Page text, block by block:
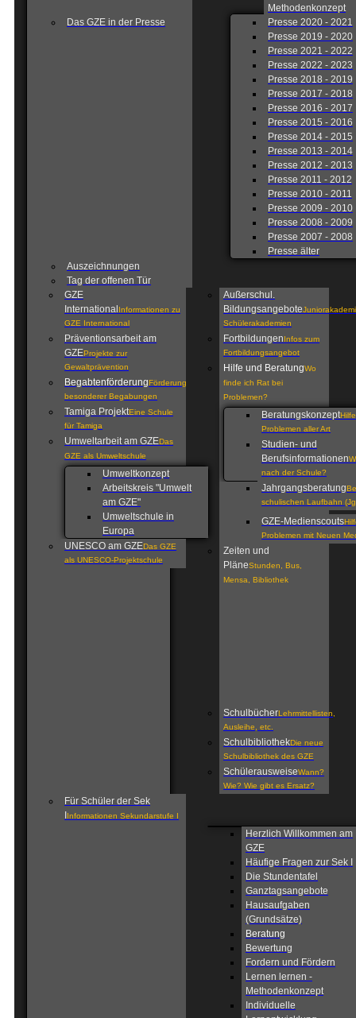
Methodenkonzept
Das GZE in der Presse
Presse 2020 - 2021
Presse 2019 - 2020
Presse 2021 - 2022
Presse 2022 - 2023
Presse 2018 - 2019
Presse 2017 - 2018
Presse 2016 - 2017
Presse 2015 - 2016
Presse 2014 - 2015
Presse 2013 - 2014
Presse 2012 - 2013
Presse 2011 - 2012
Presse 2010 - 2011
Presse 2009 - 2010
Presse 2008 - 2009
Presse 2007 - 2008
Presse älter
Auszeichnungen
Tag der offenen Tür
GZE
International Informationen zu
GZE International
Präventionsarbeit am
GZEProjekte zur
Gewaltprävention
BegabtenförderungFörderung
besonderer Begabungen
Tamiga ProjektEine Schule
für Tamiga
Umweltarbeit am GZEDas
GZE als Umweltschule
Umweltkonzept
Arbeitskreis "Umwelt
am GZE"
Umweltschule in
Europa
UNESCO am GZEDas GZE
als UNESCO-Projektschule
Außerschul.
Bildungsangebote
Schülerakademien
FortbildungenInfos zum
Fortbildungsangebot
Hilfe und BeratungWo
finde ich Rat bei
Problemen?
Beratungskonzept
Problemen aller Art
Studien- und
Berufsinformationen
nach der Schule?
Jahrgangsberatung
schulischen Laufbahn
GZE-Medienscouts
Problemen mit Neuen
Zeiten und
PläneStunden, Bus,
Mensa, Bibliothek
SchulbücherLehrmittellisten,
Ausleihe, etc.
SchulbibliothekDie neue
Schulbibliothek des GZE
SchülerausweiseWann?
Wie? Wie gibt es Ersatz?
Für Schüler der Sek
Informationen Sekundarstufe I
Herzlich Willkommen am
GZE
Häufige Fragen zur Sek I
Die Stundentafel
Ganztagsangebote
Hausaufgaben
(Grundsätze)
Beratung
Bewertung
Fordern und Fördern
Lernen lernen -
Methodenkonzept
Individuelle